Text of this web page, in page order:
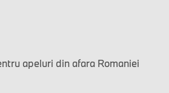
apeluri din afara Romaniei